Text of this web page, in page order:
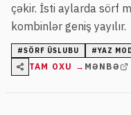
çəkir. İsti aylarda sörf
kombinlər geniş yayılır.
#SÖRF ÜSLUBU #YAZ
TAM OXU → MƏNBƏ